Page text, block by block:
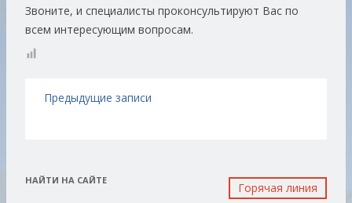
Звоните, и специалисты проконсультируют Вас по
всем интересующим вопросам.
Навигация по записям
Предыдущие записи
Горячая линия
НАЙТИ НА САЙТЕ